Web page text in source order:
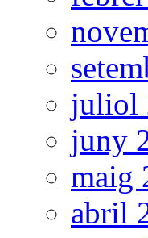
juliol
juny
maig
abril